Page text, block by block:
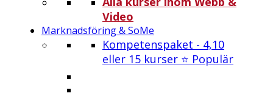
Video
Marknadsföring & SoMe
Kompetenspaket - 4,10
eller 15 kurser ⭐ Populär